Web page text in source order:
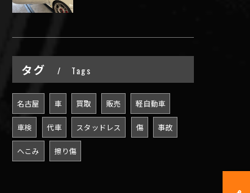
タグ Tags
名古屋 車 買取 販売 軽自動車
車検 代車 スタッドレス 傷 事故
へこみ 擦り傷